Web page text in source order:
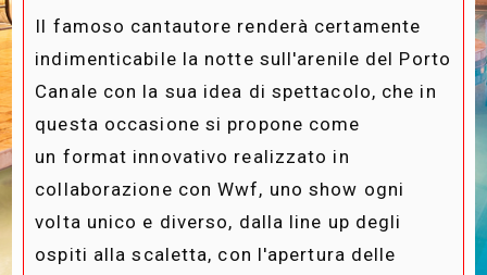
Il famoso cantautore renderà certamente
indimenticabile la notte sull'arenile del Porto
Canale con la sua idea di spettacolo, che in
questa occasione si propone come
un format innovativo realizzato in
collaborazione con Wwf, uno show ogni
volta unico e diverso, dalla line up degli
ospiti alla scaletta, con l'apertura delle